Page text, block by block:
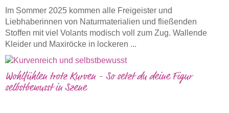
Im Sommer 2025 kommen alle Freigeister und
Liebhaberinnen von Naturmaterialien und fließenden
Stoffen mit viel Volants modisch voll zum Zug. Wallende
Kleider und Maxiröcke in lockeren ...
Wohlfühlen trotz Kurven - So setzt du deine Figur
selbstbewusst in Szene